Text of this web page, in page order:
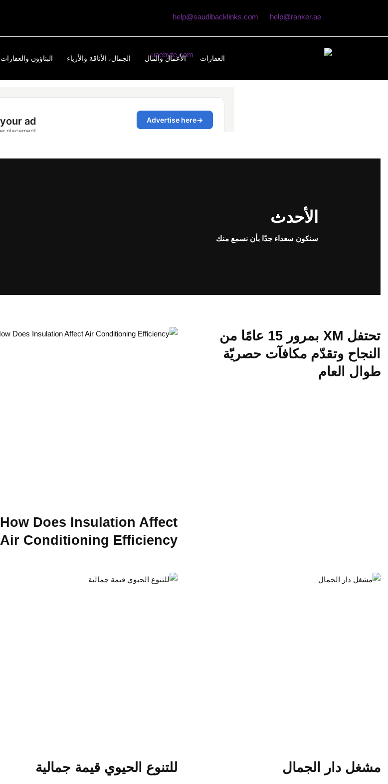
help@ranker.ae
help@saudibacklinks.com
العقارات الأعمال والمال الجمال، الأناقة والأزياء البناؤون والعقارات
الأحدث
سنكون سعداء جدًا بأن نسمع منك
تحتفل XM بمرور 15 عامًا من
النجاح وتقدّم مكافآت حصريّة
طوال العام
How Does Insulation Affect
Air Conditioning Efficiency
مشغل دار الجمال للتنوع الحيوي قيمة جمالية